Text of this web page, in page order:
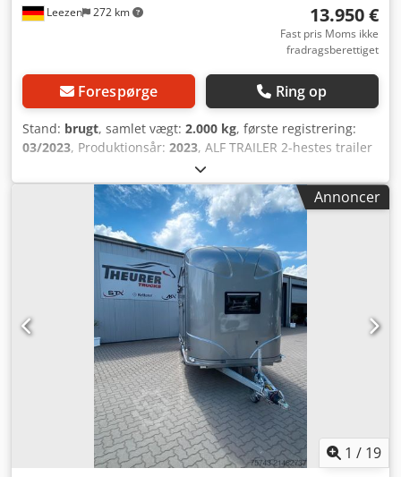
Leezen 272 km 13.950 €
Fast pris Moms ikke
fradragsberettiget
Forespørge Ring op
Stand: brugt, samlet vægt: 2.000 kg, første registrering:
03/2023, Produktionsår: 2023, ALF TRAILER 2-hestes trailer
med sadelrum, Totalvægt: 2.000 kg Crsdswf Turepfx Acdof
Traileren fremstår som NY og er straks tilgængelig.
Forbehold for fejl og ændringer. * NETTO SALG MULIGT *
Attraktiv leasingmulighed * STRAKS LEVERING Placering og
besigtigelse af vores køretøjer: STX HORSETRUCKS
GERMANY Hamburgerstrasse 61 23816 Leezen Salg og
service af alle fabrikater af hestetransportere og trailere.
Venligst aftal tid for besøg gennem Richard Theurer eller
Andreas Theurer.
Annoncer
1 / 19